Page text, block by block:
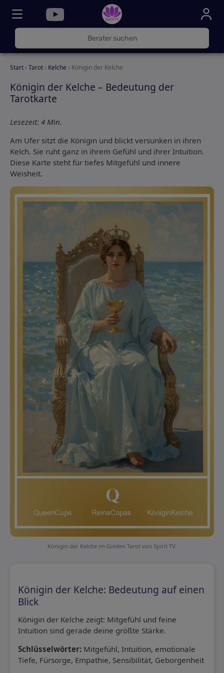
030
000
Start › Tarot › Kelche › Königin der Kelche
Königin der Kelche – Bedeutung der
Tarotkarte
Lesezeit: 4 Min.
Am Ufer sitzt die Königin und blickt versunken in ihren
Kelch. Sie ruht ganz in ihrem Gefühl und ihrer Intuition.
Diese Karte steht für tiefes Mitgefühl und innere
Weisheit.
Königin der Kelche im Golden Tarot von Spirit TV.
Königin der Kelche: Bedeutung auf einen
Blick
Königin der Kelche zeigt: Mitgefühl und feine
Intuition sind gerade deine größte Stärke.
Schlüsselwörter: Mitgefühl, Intuition, emotionale
Tiefe, Fürsorge, Empathie, Sensibilität, Geborgenheit